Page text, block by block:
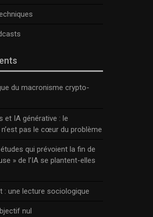
du macronisme crypto-
et IA générative : le
pas le cœur du problème
qui prévoient la fin de
» de l’IA se plantent-elles
: une lecture sociologique
nul